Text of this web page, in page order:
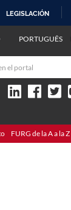
LEGISLACIÓN
PORTUGUÊS
FURG de la A a la Z